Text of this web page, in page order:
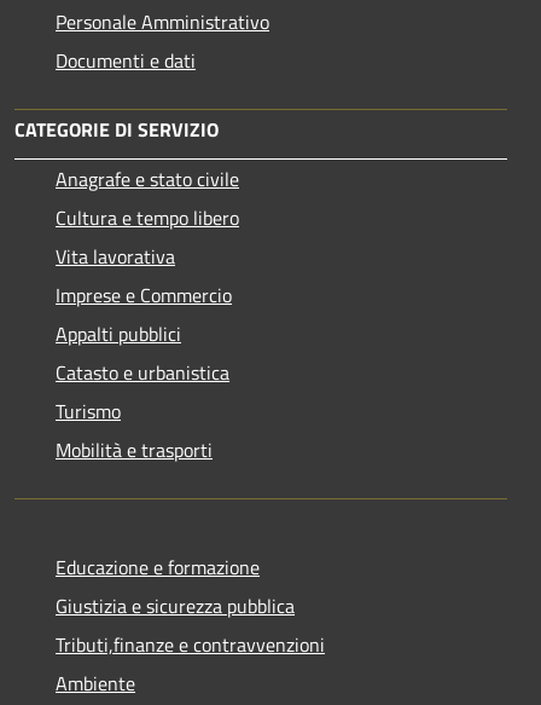
Personale Amministrativo
Documenti e dati
CATEGORIE DI SERVIZIO
Anagrafe e stato civile
Cultura e tempo libero
Vita lavorativa
Imprese e Commercio
Appalti pubblici
Catasto e urbanistica
Turismo
Mobilità e trasporti
Educazione e formazione
Giustizia e sicurezza pubblica
Tributi,finanze e contravvenzioni
Ambiente